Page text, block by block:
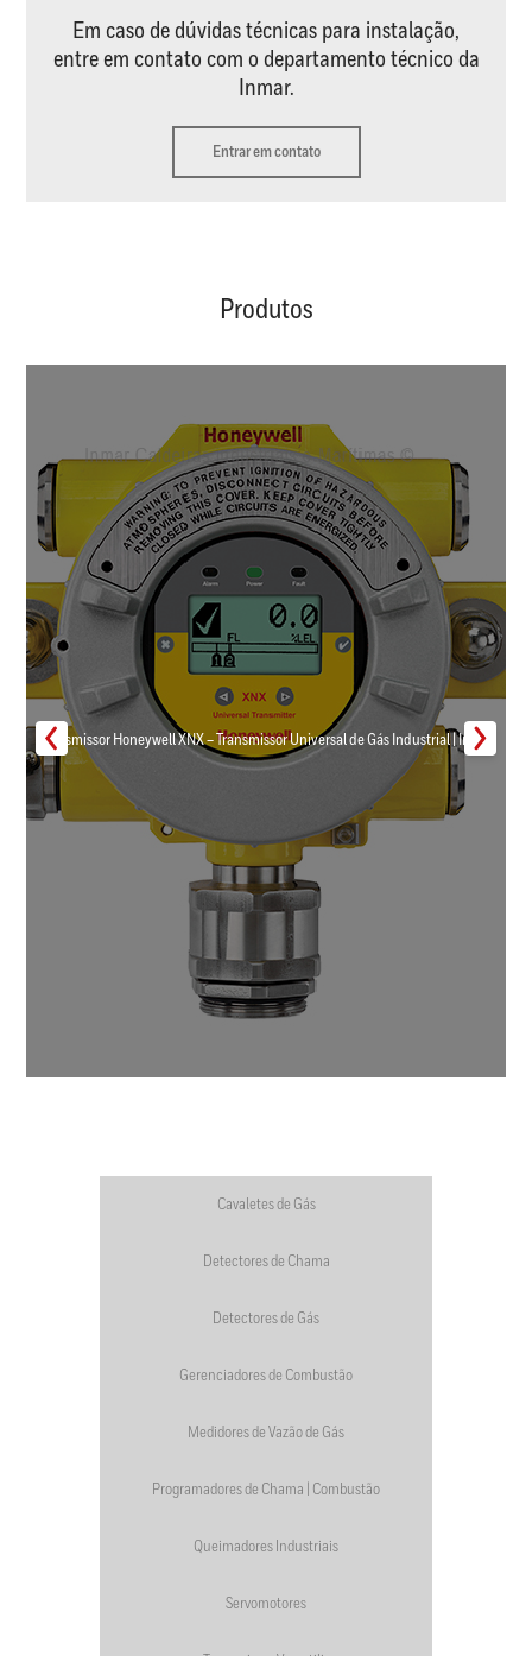
Em caso de dúvidas técnicas para instalação,
entre em contato com o departamento técnico da
Inmar.
Entrar em contato
Produtos
Transmissor Honeywell XNX – Transmissor Universal de Gás Industrial | Inmar
Cavaletes de Gás
Detectores de Chama
Detectores de Gás
Gerenciadores de Combustão
Medidores de Vazão de Gás
Programadores de Chama | Combustão
Queimadores Industriais
Servomotores